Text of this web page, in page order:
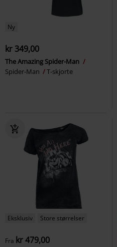
Ny
kr 349,00
The Amazing Spider-Man
Spider-Man
T-skjorte
Eksklusiv Store størrelser
Fra kr 479,00